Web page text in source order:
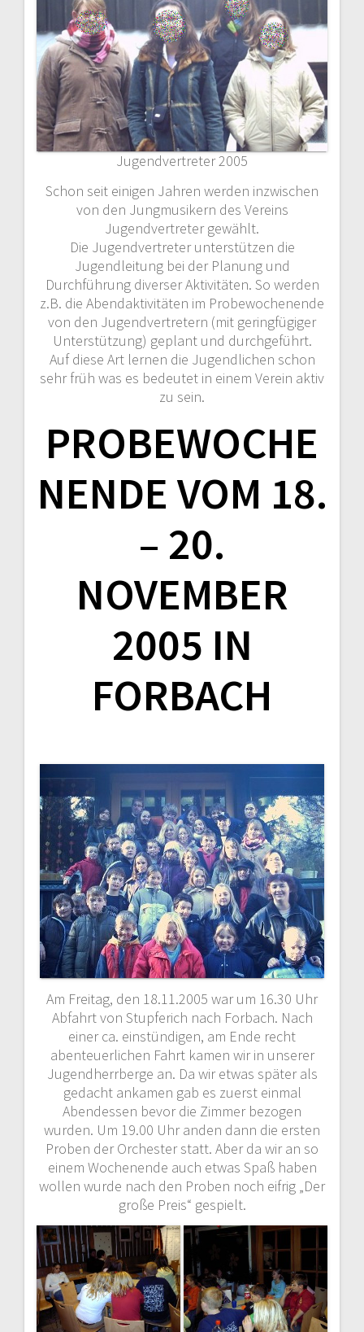
Jugendvertreter 2005
Schon seit einigen Jahren werden inzwischen
von den Jungmusikern des Vereins
Jugendvertreter gewählt.
Die Jugendvertreter unterstützen die
Jugendleitung bei der Planung und
Durchführung diverser Aktivitäten. So werden
z.B. die Abendaktivitäten im Probewochenende
von den Jugendvertretern (mit geringfügiger
Unterstützung) geplant und durchgeführt.
Auf diese Art lernen die Jugendlichen schon
sehr früh was es bedeutet in einem Verein aktiv
zu sein.
PROBEWOCHE
NENDE VOM 18.
– 20.
NOVEMBER
2005 IN
FORBACH
Am Freitag, den 18.11.2005 war um 16.30 Uhr
Abfahrt von Stupferich nach Forbach. Nach
einer ca. einstündigen, am Ende recht
abenteuerlichen Fahrt kamen wir in unserer
Jugendherrberge an. Da wir etwas später als
gedacht ankamen gab es zuerst einmal
Abendessen bevor die Zimmer bezogen
wurden. Um 19.00 Uhr anden dann die ersten
Proben der Orchester statt. Aber da wir an so
einem Wochenende auch etwas Spaß haben
wollen wurde nach den Proben noch eifrig „Der
große Preis“ gespielt.